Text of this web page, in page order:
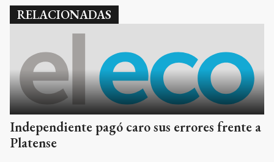
RELACIONADAS
Independiente pagó caro sus errores frente a
Platense